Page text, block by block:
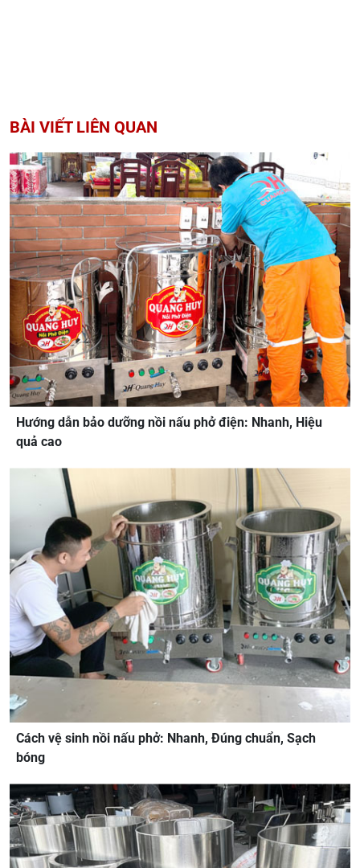
BÀI VIẾT LIÊN QUAN
Hướng dẫn bảo dưỡng nồi nấu phở điện: Nhanh, Hiệu
quả cao
Cách vệ sinh nồi nấu phở: Nhanh, Đúng chuẩn, Sạch
bóng